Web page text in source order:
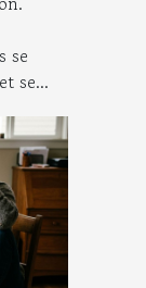
se
se...